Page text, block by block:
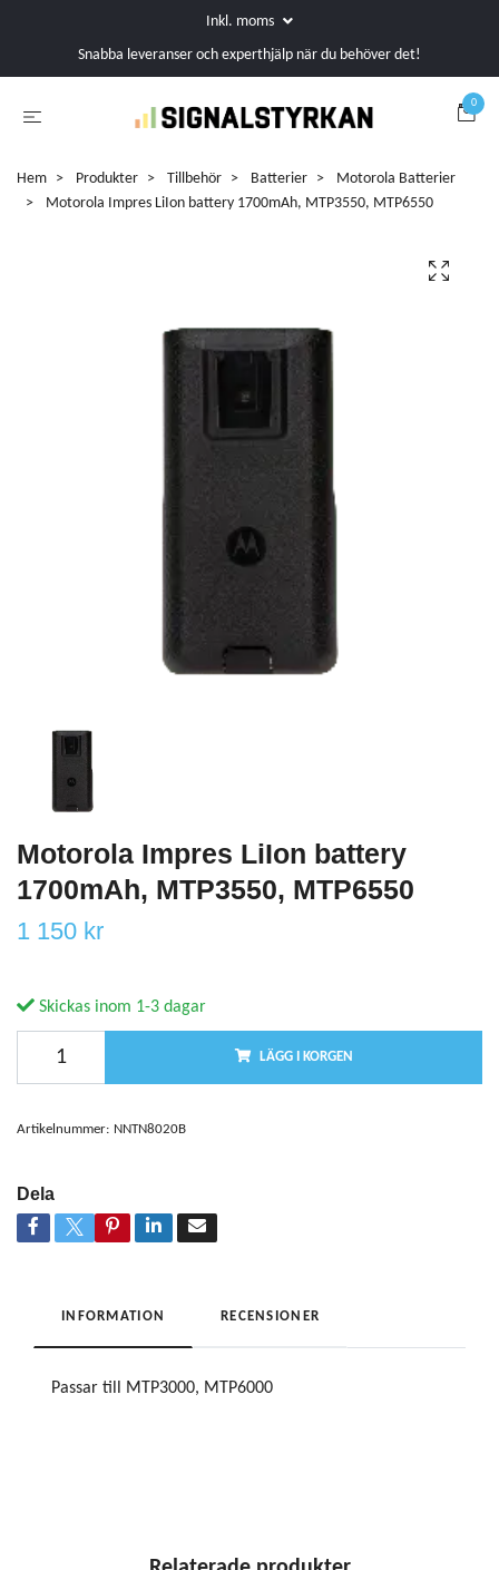
Inkl. moms
Snabba leveranser och experthjälp när du behöver det!
0
Hem Produkter Tillbehör Batterier
Motorola Batterier
Motorola Impres LiIon battery 1700mAh, MTP3550, MTP6550
Motorola Impres LiIon battery
1700mAh, MTP3550, MTP6550
1 150 kr
Skickas inom 1-3 dagar
LÄGG I KORGEN
Artikelnummer: NNTN8020B
Dela
INFORMATION RECENSIONER
Passar till MTP3000, MTP6000